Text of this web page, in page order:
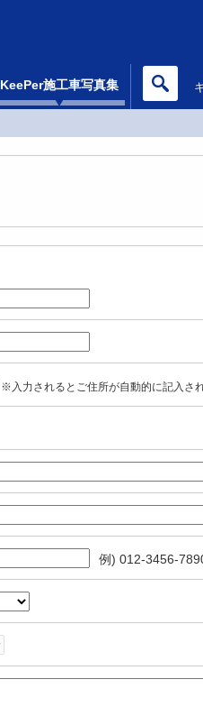
KeePer施工車写真集
※入力されるとご住所が自動的に記入さ
例) 012-3456-